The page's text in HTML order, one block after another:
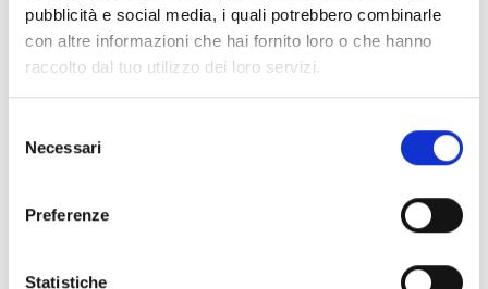
pubblicità e social media, i quali potrebbero combinarle
con altre informazioni che hai fornito loro o che hanno
raccolto dal tuo utilizzo dei loro servizi.
delNecessari
Preferenze
Statistiche
Accessoires pour les tests des détecteurs -
Matériaux(6)
Accessoires pour détecteurs Enea - Matériaux (35)
Accessoires Senseware
Accessoires de la série Industrial - Matériaux(17)